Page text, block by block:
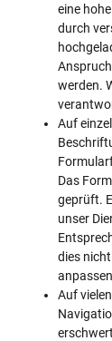
eine
durch
werden.
Auf
Das
geprüft.
unser
dies
Auf